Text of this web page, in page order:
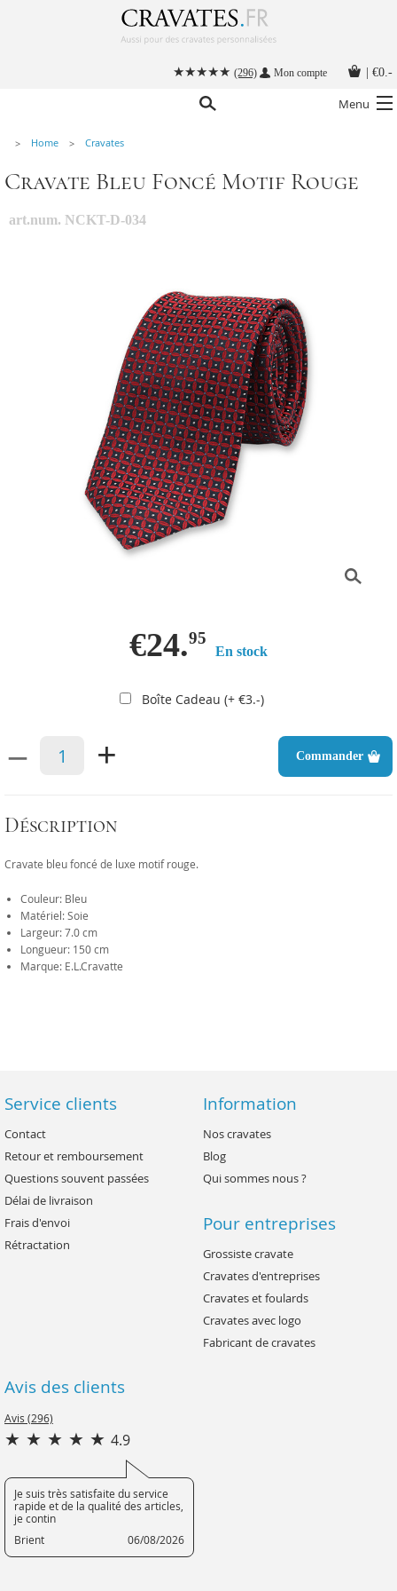
(296) Mon compte €0.-
Menu
Nos accessoires hommes
Cravate personnalisée
Home Cravates
Cravate Bleu Foncé Motif Rouge
art.num. NCKT-D-034
€24.95
En stock
Boîte Cadeau (+ €3.-)
– + Commander
Déscription
Cravate bleu foncé de luxe motif rouge.
Couleur: Bleu
Matériel: Soie
Largeur: 7.0 cm
Longueur: 150 cm
Marque: E.L.Cravatte
Service clients
Contact
Retour et remboursement
Questions souvent passées
Délai de livraison
Frais d'envoi
Rétractation
Information
Nos cravates
Blog
Qui sommes nous ?
Pour entreprises
Grossiste cravate
Cravates d'entreprises
Cravates et foulards
Cravates avec logo
Fabricant de cravates
Avis des clients
Avis (296)
4.9
Je suis très satisfaite du service
rapide et de la qualité des articles,
je contin
Brient
06/08/2026